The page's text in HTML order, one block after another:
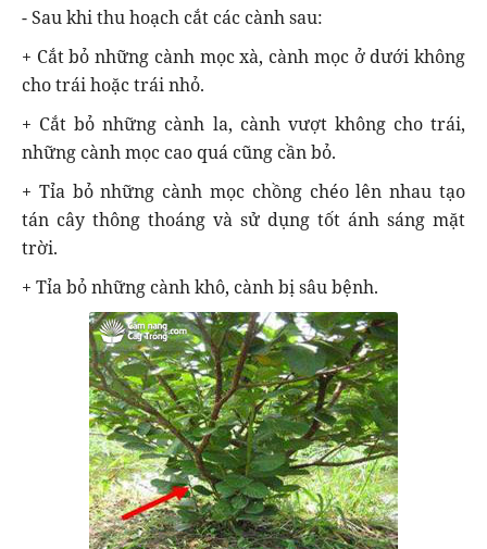
- Sau khi thu hoạch cắt các cành sau:
+ Cắt bỏ những cành mọc xà, cành mọc ở dưới không
cho trái hoặc trái nhỏ.
+ Cắt bỏ những cành la, cành vượt không cho trái,
những cành mọc cao quá cũng cần bỏ.
+ Tỉa bỏ những cành mọc chồng chéo lên nhau tạo
tán cây thông thoáng và sử dụng tốt ánh sáng mặt
trời.
+ Tỉa bỏ những cành khô, cành bị sâu bệnh.